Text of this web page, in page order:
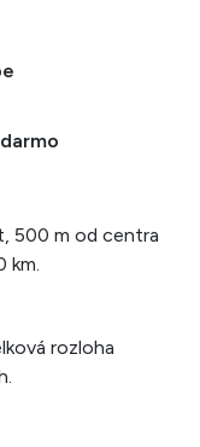
500 m od centra
km.
rozloha